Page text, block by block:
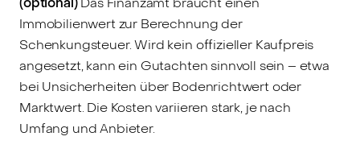
Immobilienwert zur Berechnung der
Schenkungsteuer. Wird kein offizieller Kaufpreis
angesetzt, kann ein Gutachten sinnvoll sein – etwa
bei Unsicherheiten über Bodenrichtwert oder
Marktwert. Die Kosten variieren stark, je nach
Umfang und Anbieter.